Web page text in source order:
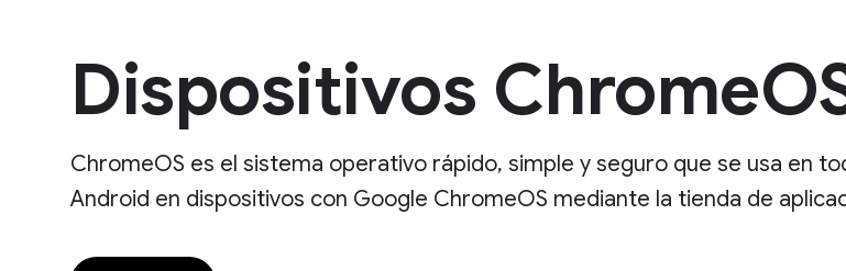
Dispositivos
ChromeOS es el sistema operativo rápido, simple y seguro que se usa en
Android en dispositivos con Google ChromeOS mediante la tienda de